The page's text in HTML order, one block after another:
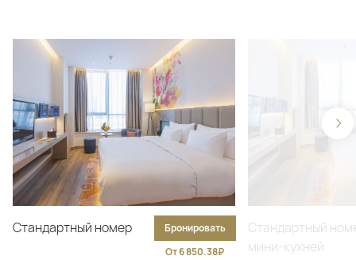
Стандартный номер
Бронировать
От 6 850.38₽
Стандартный
мини-кухней